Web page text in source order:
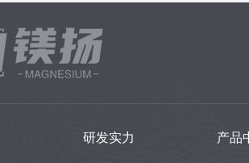
研发实力 产品